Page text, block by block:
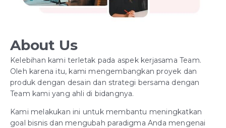
About Us
Kelebihan kami terletak pada aspek kerjasama Team.
Oleh karena itu, kami mengembangkan proyek dan
produk dengan desain dan strategi bersama dengan
Team kami yang ahli di bidangnya.
Kami melakukan ini untuk membantu meningkatkan
goal bisnis dan mengubah paradigma Anda mengenai